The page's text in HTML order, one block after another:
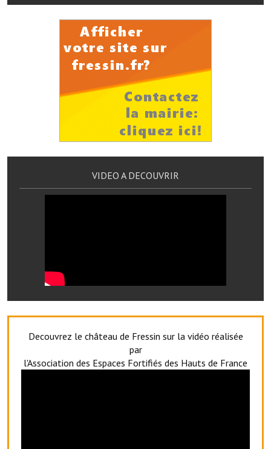
Procès verbaux des conseils municipaux
Le bulletin municipal : Fressinfo & Le Fressinois
Le village dans l'intercommunalité
Communauté de communes
Les réseaux partenaires
VILLE PRATIQUE
VIDEO A DECOUVRIR
Decouvrez le château de Fressin sur la vidéo réalisée
par
l'Association des Espaces Fortifiés des Hauts de France